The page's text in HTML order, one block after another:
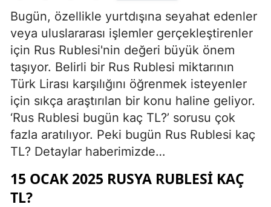
Bugün, özellikle yurtdışına seyahat edenler
veya uluslararası işlemler gerçekleştirenler
için Rus Rublesi'nin değeri büyük önem
taşıyor. Belirli bir Rus Rublesi miktarının
Türk Lirası karşılığını öğrenmek isteyenler
için sıkça araştırılan bir konu haline geliyor.
‘Rus Rublesi bugün kaç TL?’ sorusu çok
fazla aratılıyor. Peki bugün Rus Rublesi kaç
TL? Detaylar haberimizde…
15 OCAK 2025 RUSYA RUBLESI KAÇ
TL?